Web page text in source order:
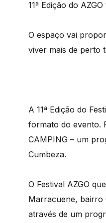
11ª Edição do
O espaço vai
viver mais de perto
A 11ª Edição do
formato do evento.
CAMPING – um
Cumbeza.
O Festival AZGO
Marracuene, bairro
através de um